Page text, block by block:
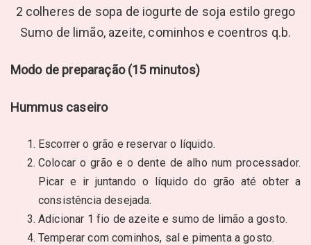
2 colheres de sopa de iogurte de soja estilo grego
Sumo de limão, azeite, cominhos e coentros q.b.
Modo de preparação (15 minutos)
Hummus caseiro
Escorrer o grão e reservar o líquido.
Colocar o grão e o dente de alho num processador.
Picar e ir juntando o líquido do grão até obter a
consistência desejada.
Adicionar 1 fio de azeite e sumo de limão a gosto.
Temperar com cominhos, sal e pimenta a gosto.